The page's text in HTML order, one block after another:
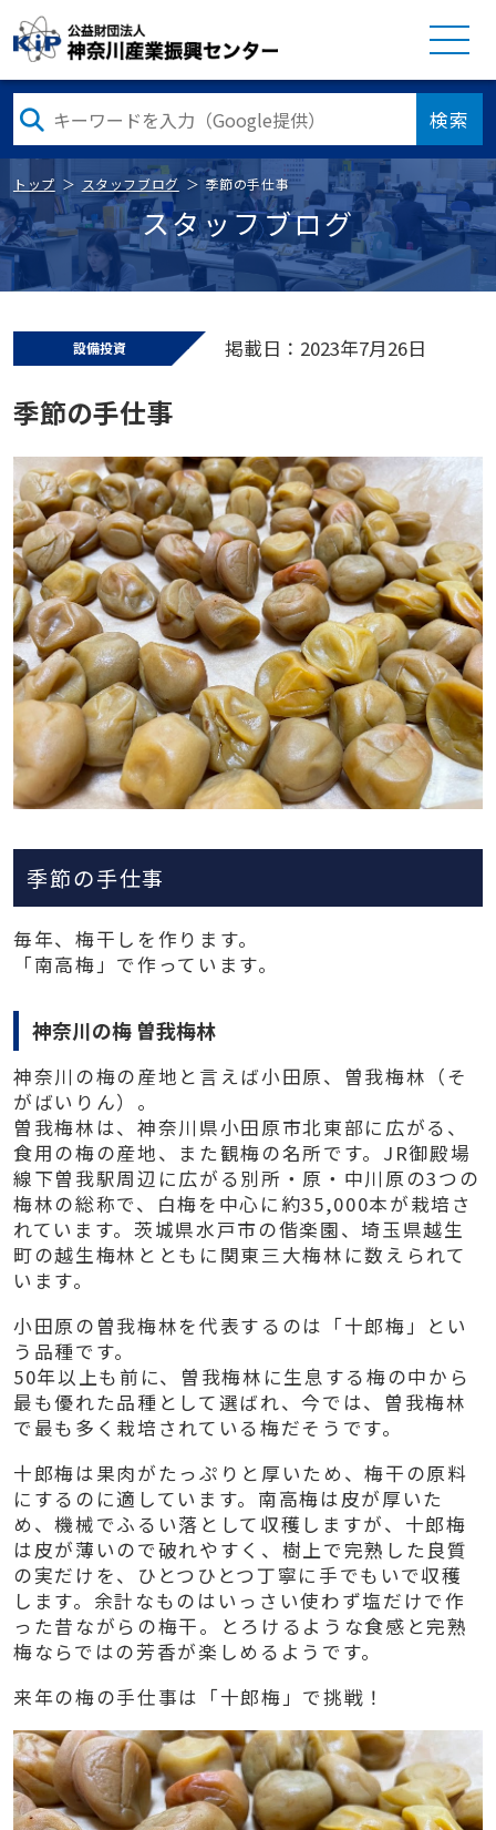
検索
トップ スタッフブログ 季節の手仕事
スタッフブログ
設備投資 掲載日：2023年7月26日
季節の手仕事
季節の手仕事
毎年、梅干しを作ります。
「南高梅」で作っています。
神奈川の梅 曽我梅林
神奈川の梅の産地と言えば小田原、曽我梅林（そ
がばいりん）。
曽我梅林は、神奈川県小田原市北東部に広がる、
食用の梅の産地、また観梅の名所です。JR御殿場
線下曽我駅周辺に広がる別所・原・中川原の3つの
梅林の総称で、白梅を中心に約35,000本が栽培さ
れています。茨城県水戸市の偕楽園、埼玉県越生
町の越生梅林とともに関東三大梅林に数えられて
います。
小田原の曽我梅林を代表するのは「十郎梅」とい
う品種です。
50年以上も前に、曽我梅林に生息する梅の中から
最も優れた品種として選ばれ、今では、曽我梅林
で最も多く栽培されている梅だそうです。
十郎梅は果肉がたっぷりと厚いため、梅干の原料
にするのに適しています。南高梅は皮が厚いた
め、機械でふるい落として収穫しますが、十郎梅
は皮が薄いので破れやすく、樹上で完熟した良質
の実だけを、ひとつひとつ丁寧に手でもいで収穫
します。余計なものはいっさい使わず塩だけで作
った昔ながらの梅干。とろけるような食感と完熟
梅ならではの芳香が楽しめるようです。
来年の梅の手仕事は「十郎梅」で挑戦！